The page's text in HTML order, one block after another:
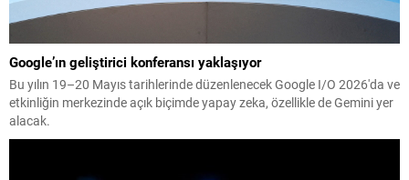
Google’ın geliştirici konferansı yaklaşıyor
Bu yılın 19–20 Mayıs tarihlerinde düzenlenecek Google I/O 2026'da ve
etkinliğin merkezinde açık biçimde yapay zeka, özellikle de Gemini yer
alacak.